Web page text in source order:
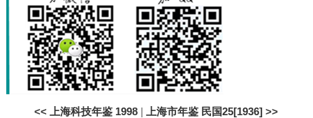
<< 上海科技年鉴 1998 | 上海市年鉴 民国25[1936] >>